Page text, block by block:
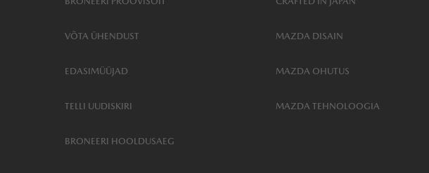
VÕTA ÜHENDUST
EDASIMÜÜJAD
TELLI UUDISKIRI
BRONEERI HOOLDUSAEG
MAZDA DISAIN
MAZDA OHUTUS
MAZDA TEHNOLOOGIA